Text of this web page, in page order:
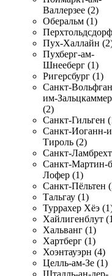
Валлерзее (2)
Оберальм (1)
Пух-Халлайн
Пухберг-ам-
Шнееберг (1)
Ригерсбург (1)
Санкт-
им-
(2)
Санкт-Гильген
Санкт-Иоганн-
Тироль (2)
Санкт-
Санкт-Мартин-
Лофер (1)
Санкт-Пёльтен
Тальгау (1)
Туррахер Хёэ
Хайлигенблут
Хальванг (1)
Хартберг (1)
Хоэнтауэрн (4)
Целль-ам-Зе (1)
Штадль-ан-дер-